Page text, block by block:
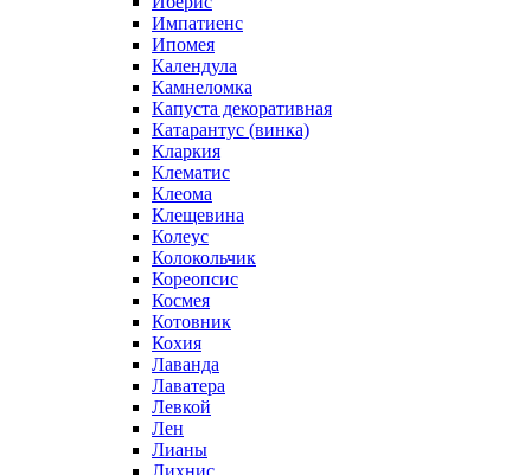
Импатиенс
Ипомея
Календула
Камнеломка
Капуста декоративная
Катарантус (винка)
Кларкия
Клематис
Клеома
Клещевина
Колеус
Колокольчик
Кореопсис
Космея
Котовник
Кохия
Лаванда
Лаватера
Левкой
Лен
Лианы
Лихнис